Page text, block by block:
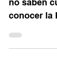
¿Creen en
conocer la
Las Islas